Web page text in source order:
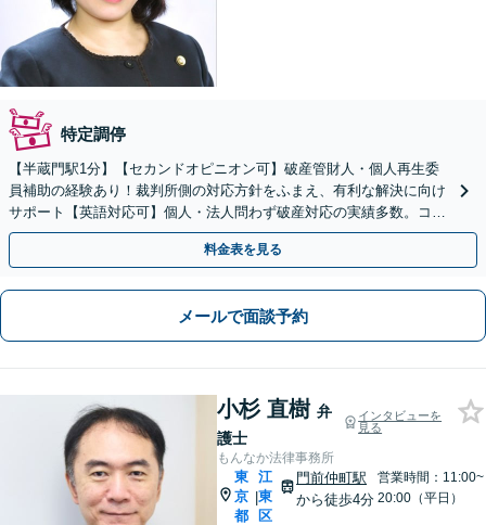
特定調停
【半蔵門駅1分】【セカンドオピニオン可】破産管財人・個人再生委
員補助の経験あり！裁判所側の対応方針をふまえ、有利な解決に向け
サポート【英語対応可】個人・法人問わず破産対応の実績多数。コロ
ナによる失業・収入減もご相談ください
料金表を見る
メールで面談予約
小杉 直樹 弁
護士
インタビューを
見る
もんなか法律事務所
東
京
都
|
江
東
区
門前仲町駅
から徒歩4分
営業時間：11:00~
20:00（平日）